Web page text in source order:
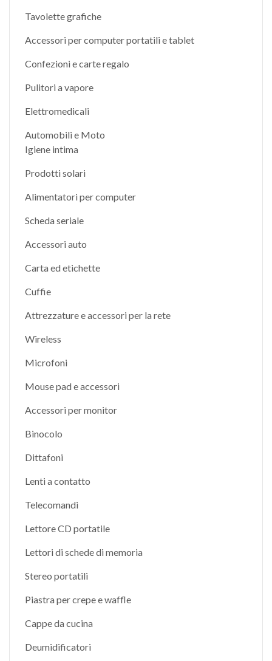
Tavolette grafiche
Accessori per computer portatili e tablet
Confezioni e carte regalo
Pulitori a vapore
Elettromedicali
Automobili e Moto
Igiene intima
Prodotti solari
Alimentatori per computer
Scheda seriale
Accessori auto
Carta ed etichette
Cuffie
Attrezzature e accessori per la rete
Wireless
Microfoni
Mouse pad e accessori
Accessori per monitor
Binocolo
Dittafoni
Lenti a contatto
Telecomandi
Lettore CD portatile
Lettori di schede di memoria
Stereo portatili
Piastra per crepe e waffle
Cappe da cucina
Deumidificatori